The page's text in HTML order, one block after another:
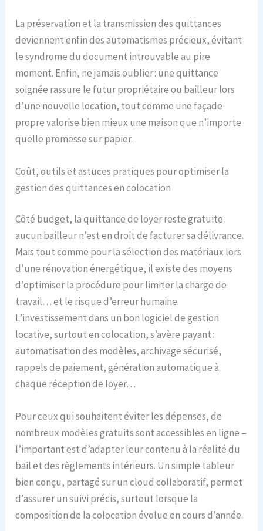
La préservation et la transmission des quittances
deviennent enfin des automatismes précieux, évitant
le syndrome du document introuvable au pire
moment. Enfin, ne jamais oublier : une quittance
soignée rassure le futur propriétaire ou bailleur lors
d’une nouvelle location, tout comme une façade
propre valorise bien mieux une maison que n’importe
quelle promesse sur papier.
Coût, outils et astuces pratiques pour optimiser la
gestion des quittances en colocation
Côté budget, la quittance de loyer reste gratuite :
aucun bailleur n’est en droit de facturer sa délivrance.
Mais tout comme pour la sélection des matériaux lors
d’une rénovation énergétique, il existe des moyens
d’optimiser la procédure pour limiter la charge de
travail… et le risque d’erreur humaine.
L’investissement dans un bon logiciel de gestion
locative, surtout en colocation, s’avère payant :
automatisation des modèles, archivage sécurisé,
rappels de paiement, génération automatique à
chaque réception de loyer…
Pour ceux qui souhaitent éviter les dépenses, de
nombreux modèles gratuits sont accessibles en ligne –
l’important est d’adapter leur contenu à la réalité du
bail et des règlements intérieurs. Un simple tableur
bien conçu, partagé sur un cloud collaboratif, permet
d’assurer un suivi précis, surtout lorsque la
composition de la colocation évolue en cours d’année.